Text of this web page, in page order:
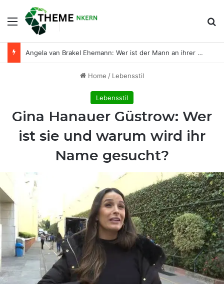
Menu
Angela van Brakel Ehemann: Wer ist der Mann an ihrer Seite?
Home / Lebensstil
Lebensstil
Gina Hanauer Güstrow: Wer
ist sie und warum wird ihr
Name gesucht?